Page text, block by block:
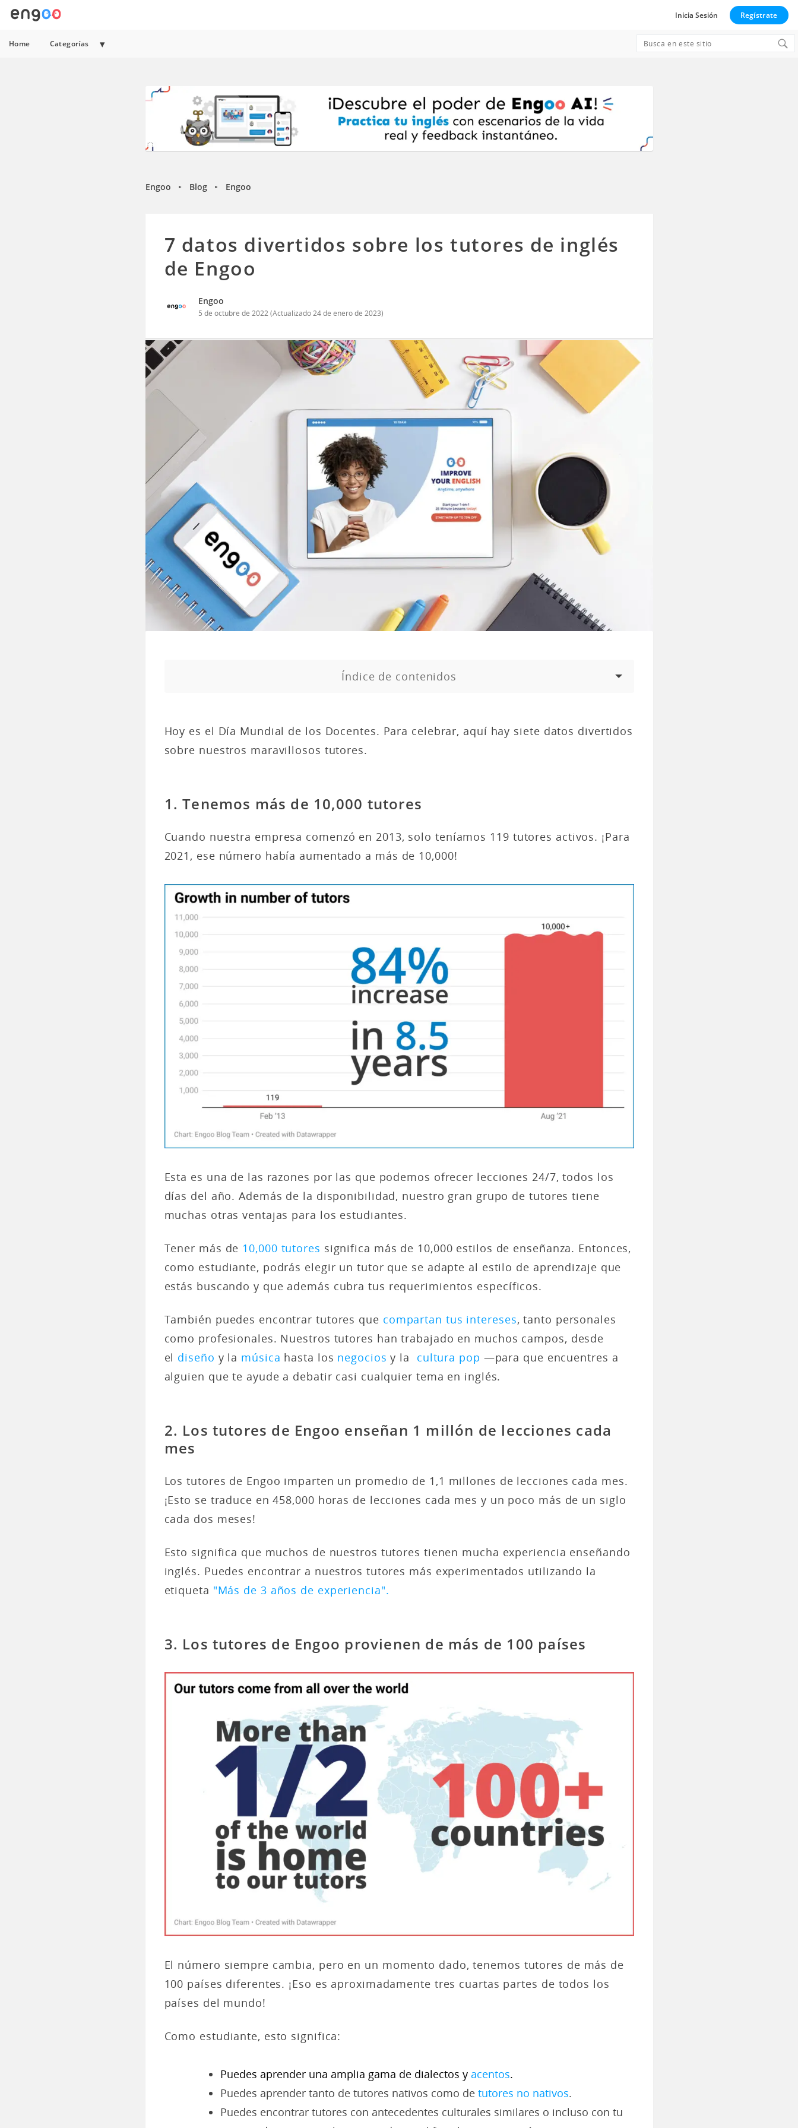
Inicia Sesión Regístrate
Home Categorías
Search
Engoo ► Blog ► Engoo
7 datos divertidos sobre los tutores de inglés
de Engoo
Engoo
5 de octubre de 2022(Actualizado24 de enero de 2023)
Índice de contenidos
Hoy es el Día Mundial de los Docentes. Para celebrar, aquí hay siete datos divertidos
sobre nuestros maravillosos tutores.
1. Tenemos más de 10,000 tutores
Cuando nuestra empresa comenzó en 2013, solo teníamos 119 tutores activos. ¡Para
2021, ese número había aumentado a más de 10,000!
Esta es una de las razones por las que podemos ofrecer lecciones 24/7, todos los
días del año. Además de la disponibilidad, nuestro gran grupo de tutores tiene
muchas otras ventajas para los estudiantes.
Tener más de 10,000 tutores significa más de 10,000 estilos de enseñanza. Entonces,
como estudiante, podrás elegir un tutor que se adapte al estilo de aprendizaje que
estás buscando y que además cubra tus requerimientos específicos.
También puedes encontrar tutores que compartan tus intereses, tanto personales
como profesionales. Nuestros tutores han trabajado en muchos campos, desde
el diseño y la música hasta los negocios y la cultura pop —para que encuentres a
alguien que te ayude a debatir casi cualquier tema en inglés.
2. Los tutores de Engoo enseñan 1 millón de lecciones cada
mes
Los tutores de Engoo imparten un promedio de 1,1 millones de lecciones cada mes.
¡Esto se traduce en 458,000 horas de lecciones cada mes y un poco más de un siglo
cada dos meses!
Esto significa que muchos de nuestros tutores tienen mucha experiencia enseñando
inglés. Puedes encontrar a nuestros tutores más experimentados utilizando la
etiqueta "Más de 3 años de experiencia".
3. Los tutores de Engoo provienen de más de 100 países
El número siempre cambia, pero en un momento dado, tenemos tutores de más de
100 países diferentes. ¡Eso es aproximadamente tres cuartas partes de todos los
países del mundo!
Como estudiante, esto significa:
Puedes aprender una amplia gama de dialectos y acentos.
Puedes aprender tanto de tutores nativos como de tutores no nativos.
Puedes encontrar tutores con antecedentes culturales similares o incluso con tu